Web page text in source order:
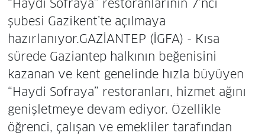
“Haydi Sofraya” restoranlarının 7’nci
şubesi Gazikent’te açılmaya
hazırlanıyor.GAZİANTEP (İGFA) - Kısa
sürede Gaziantep halkının beğenisini
kazanan ve kent genelinde hızla büyüyen
“Haydi Sofraya” restoranları, hizmet ağını
genişletmeye devam ediyor. Özellikle
öğrenci, çalışan ve emekliler tarafından